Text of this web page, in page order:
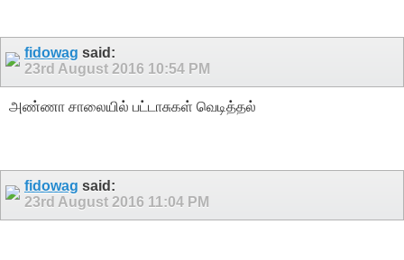
fidowag said:
23rd August 2016 10:54 PM
அண்ணா சாலையில் பட்டாசுகள் வெடித்தல்
fidowag said:
23rd August 2016 11:04 PM